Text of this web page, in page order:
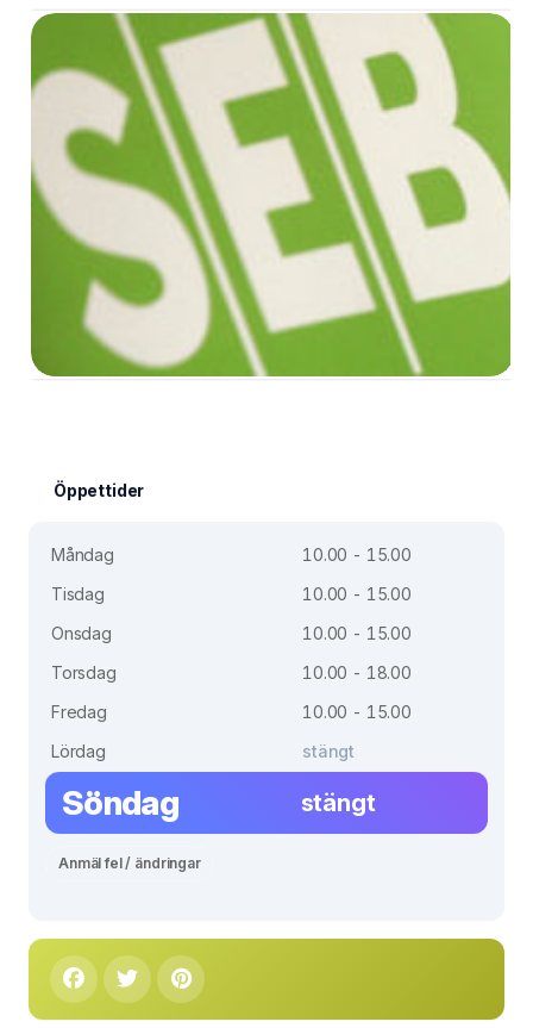
Öppettider
Måndag
10.00 - 15.00
Tisdag
10.00 - 15.00
Onsdag
10.00 - 15.00
Torsdag
10.00 - 18.00
Fredag
10.00 - 15.00
Lördag
stängt
Söndag stängt
Anmäl fel / ändringar